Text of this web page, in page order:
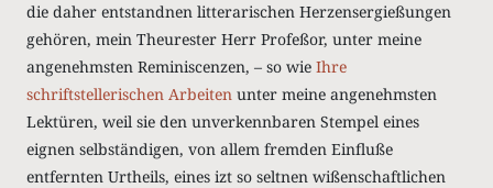
die daher entstandnen litterarischen Herzensergießungen
gehören, mein Theurester Herr Profeßor, unter meine
angenehmsten Reminiscenzen, – so wie Ihre
schriftstellerischen Arbeiten unter meine angenehmsten
Lektüren, weil sie den unverkennbaren Stempel eines
eignen selbständigen, von allem fremden Einfluße
entfernten Urtheils, eines izt so seltnen wißenschaftlichen